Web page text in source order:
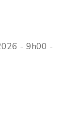
- 9h00 -